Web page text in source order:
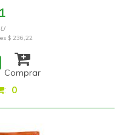
$ 236,22
Comprar
: 0